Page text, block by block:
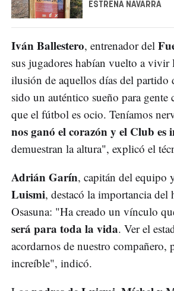
ESTRENA NAVARRA
Iván Ballestero, entrenador del
sus jugadores habían vuelto a
ilusión de aquellos días del partido
sido un auténtico sueño para gente
que el fútbol es ocio. Teníamos
nos ganó el corazón y el Club es
demuestran la altura", explicó el
Adrián Garín, capitán del equipo
Luismi, destacó la importancia del
Osasuna: "Ha creado un vínculo
será para toda la vida. Ver el
acordarnos de nuestro compañero,
increíble", indicó.